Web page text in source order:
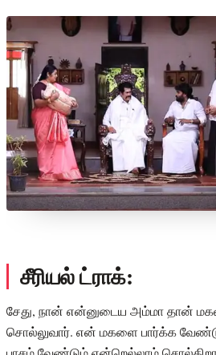
சீரியல் ட்ராக்:
சேது, நான் என்னுடைய அம்மா தான்
சொல்லுவார். என் மகளை பார்க்க